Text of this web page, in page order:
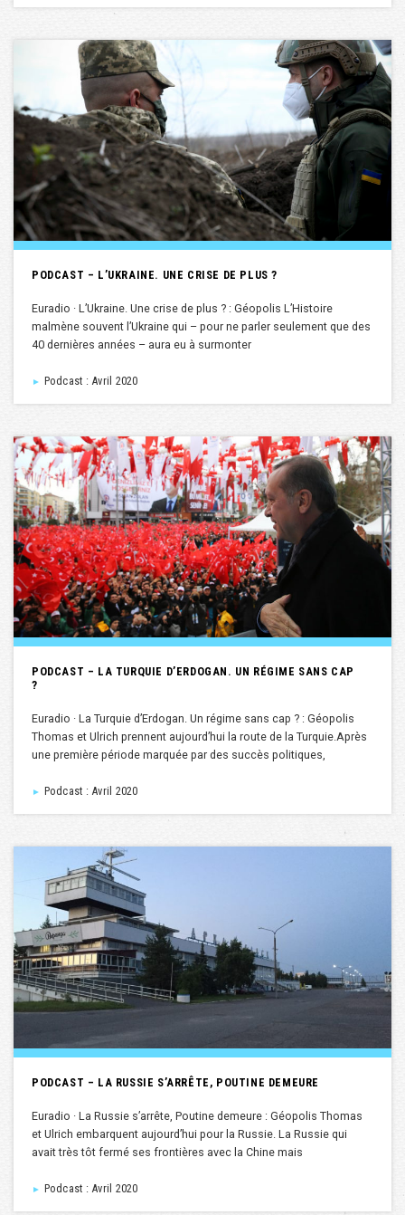
PODCAST – L’UKRAINE. UNE CRISE DE PLUS ?
Euradio · L’Ukraine. Une crise de plus ? : Géopolis L’Histoire
malmène souvent l’Ukraine qui – pour ne parler seulement que des
40 dernières années – aura eu à surmonter
► Podcast : Avril 2020
PODCAST – LA TURQUIE D’ERDOGAN. UN RÉGIME SANS CAP
?
Euradio · La Turquie d’Erdogan. Un régime sans cap ? : Géopolis
Thomas et Ulrich prennent aujourd’hui la route de la Turquie.Après
une première période marquée par des succès politiques,
► Podcast : Avril 2020
PODCAST – LA RUSSIE S’ARRÊTE, POUTINE DEMEURE
Euradio · La Russie s’arrête, Poutine demeure : Géopolis Thomas
et Ulrich embarquent aujourd’hui pour la Russie. La Russie qui
avait très tôt fermé ses frontières avec la Chine mais
► Podcast : Avril 2020